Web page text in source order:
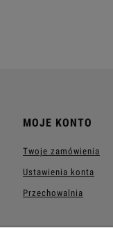
MOJE KONTO
Twoje zamówienia
Ustawienia konta
Przechowalnia